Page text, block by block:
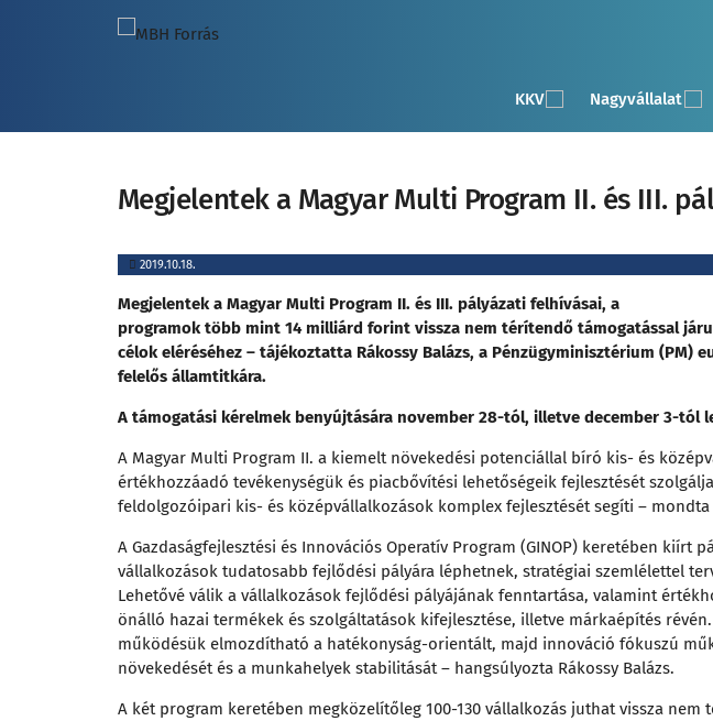
KKV Nagyvállalat
Megjelentek a Magyar Multi Program II. és III.
2019.10.18.
Megjelentek a Magyar Multi Program II. és III. pályázati felhívásai, a
programok több mint 14 milliárd forint vissza nem térítendő támogatással
célok eléréséhez – tájékoztatta Rákossy Balázs, a Pénzügyminisztérium (PM)
felelős államtitkára.
A támogatási kérelmek benyújtására november 28-tól, illetve december 3-tól
A Magyar Multi Program II. a kiemelt növekedési potenciállal bíró kis- és
értékhozzáadó tevékenységük és piacbővítési lehetőségeik fejlesztését
feldolgozóipari kis- és középvállalkozások komplex fejlesztését segíti –
A Gazdaságfejlesztési és Innovációs Operatív Program (GINOP) keretében kiírt
vállalkozások tudatosabb fejlődési pályára léphetnek, stratégiai szemlélettel
Lehetővé válik a vállalkozások fejlődési pályájának fenntartása, valamint
önálló hazai termékek és szolgáltatások kifejlesztése, illetve márkaépítés
működésük elmozdítható a hatékonyság-orientált, majd innováció fókuszú
növekedését és a munkahelyek stabilitását – hangsúlyozta Rákossy Balázs.
A két program keretében megközelítőleg 100-130 vállalkozás juthat vissza nem